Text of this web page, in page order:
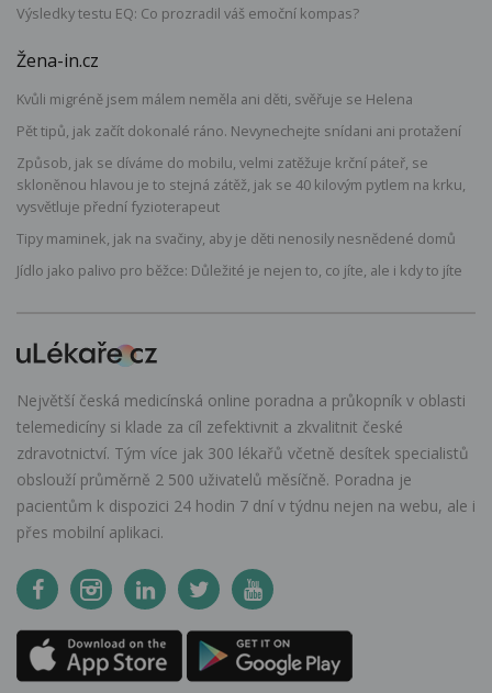
Výsledky testu EQ: Co prozradil váš emoční kompas?
Žena-in.cz
Kvůli migréně jsem málem neměla ani děti, svěřuje se Helena
Pět tipů, jak začít dokonalé ráno. Nevynechejte snídani ani protažení
Způsob, jak se díváme do mobilu, velmi zatěžuje krční páteř, se
skloněnou hlavou je to stejná zátěž, jak se 40 kilovým pytlem na krku,
vysvětluje přední fyzioterapeut
Tipy maminek, jak na svačiny, aby je děti nenosily nesnědené domů
Jídlo jako palivo pro běžce: Důležité je nejen to, co jíte, ale i kdy to jíte
Největší česká medicínská online poradna a průkopník v oblasti
telemedicíny si klade za cíl zefektivnit a zkvalitnit české
zdravotnictví. Tým více jak 300 lékařů včetně desítek specialistů
obslouží průměrně 2 500 uživatelů měsíčně. Poradna je
pacientům k dispozici 24 hodin 7 dní v týdnu nejen na webu, ale i
přes mobilní aplikaci.